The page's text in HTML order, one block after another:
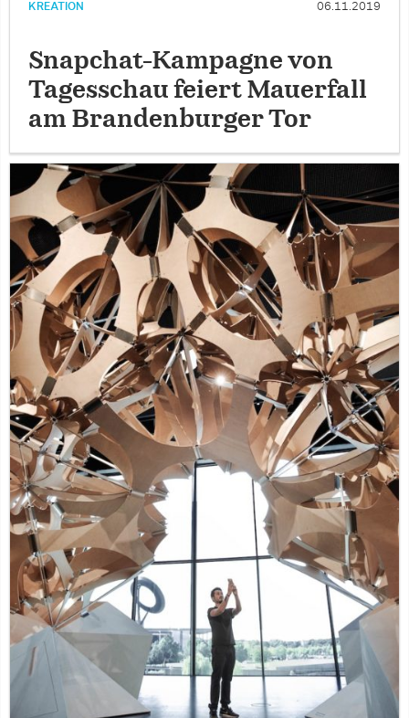
KREATION 06.11.2019
Snapchat-Kampagne von
Tagesschau feiert Mauerfall
am Brandenburger Tor